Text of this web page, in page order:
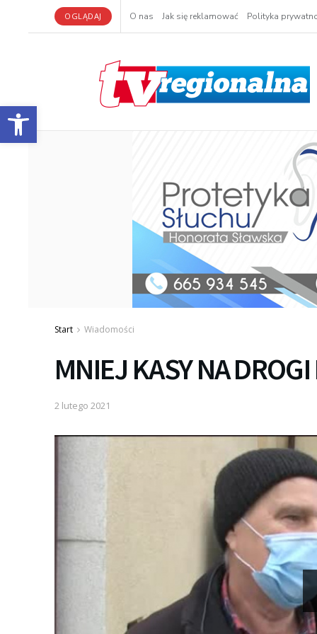
Otwórz pasek narzędzi
OGLĄDAJ O nas Jak się reklamować Polityka
Start Wiadomości
MNIEJ KASY NA
2 lutego 2021